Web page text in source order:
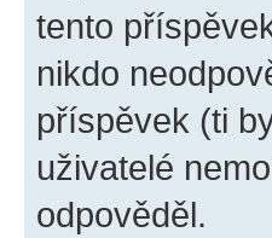
tento
nikdo
příspěvek (ti
uživatelé
odpověděl.